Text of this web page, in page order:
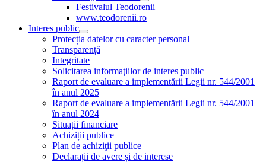
Festivalul Teodorenii
www.teodorenii.ro
Interes public
Protecția datelor cu caracter personal
Transparență
Integritate
Solicitarea informaţiilor de interes public
Raport de evaluare a implementării Legii nr. 544/2001
în anul 2025
Raport de evaluare a implementării Legii nr. 544/2001
în anul 2024
Situații financiare
Achiziții publice
Plan de achiziţii publice
Declarații de avere și de interese